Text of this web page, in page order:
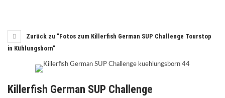
Zurück zu "Fotos zum Killerfish German SUP Challenge Tourstop
in Kühlungsborn"
Killerfish German SUP Challenge